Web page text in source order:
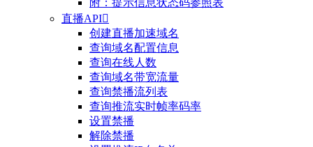
直播API
创建直播加速域名
查询域名配置信息
查询在线人数
查询域名带宽流量
查询禁播流列表
查询推流实时帧率码率
设置禁播
解除禁播